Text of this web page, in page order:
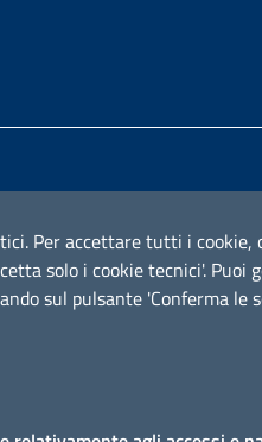
Per accettare tutti i
solo i cookie tecnici'.
sul pulsante 'Conferma le